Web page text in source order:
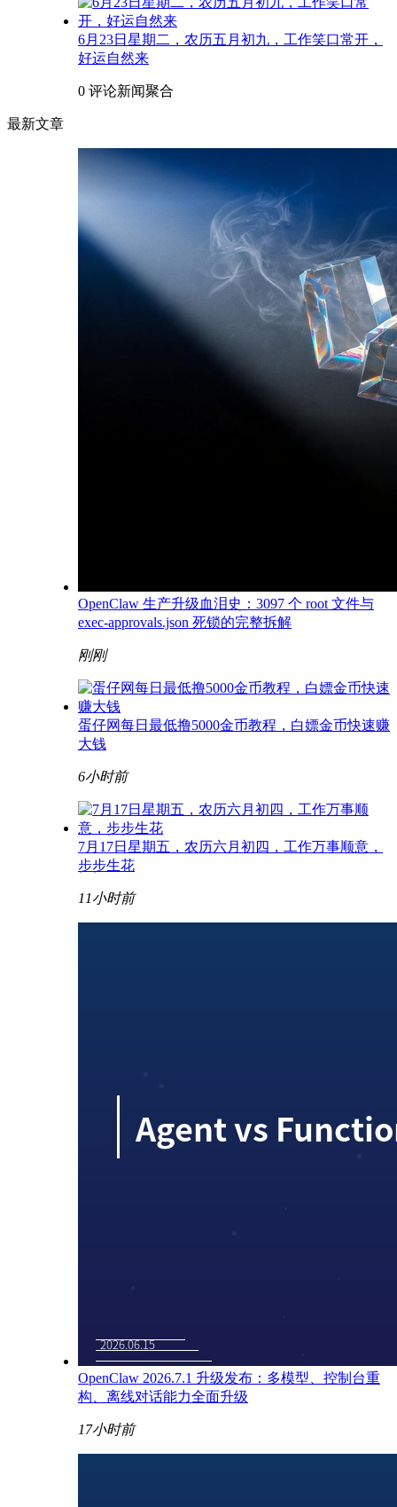
6月23日星期二，农历五月初九，工作笑口常开，
好运自然来
0 评论新闻聚合
最新文章
OpenClaw 生产升级血泪史：3097 个 root 文件与
exec-approvals.json 死锁的完整拆解
刚刚
蛋仔网每日最低撸5000金币教程，白嫖金币快速赚
大钱
6小时前
7月17日星期五，农历六月初四，工作万事顺意，
步步生花
11小时前
OpenClaw 2026.7.1 升级发布：多模型、控制台重
构、离线对话能力全面升级
17小时前